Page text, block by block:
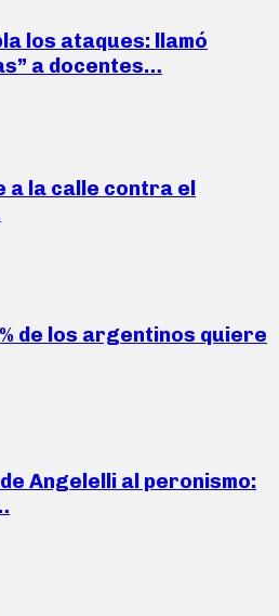
los ataques: llamó
a docentes…
a la calle contra el
de los argentinos quiere
Angelelli al peronismo: